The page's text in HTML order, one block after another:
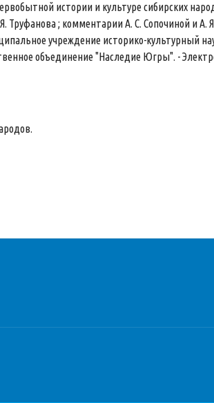
истории и культуре сибирских
Труфанова ; комментарии А. С. Сопочиной и А.
учреждение историко-культурный
объединение "Наследие Югры". -